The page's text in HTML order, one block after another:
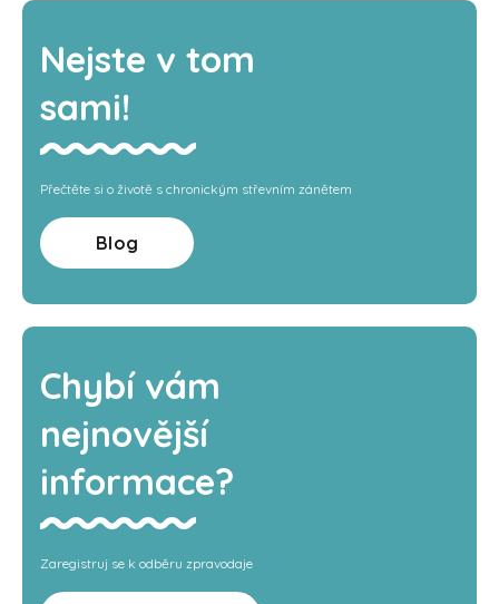
Nejste v tom
sami!
Přečtěte si o životě s chronickým střevním zánětem
Blog
Chybí vám
nejnovější
informace?
Zaregistruj se k odběru zpravodaje